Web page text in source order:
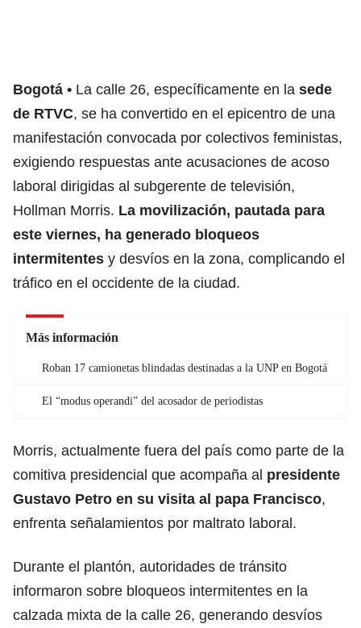
Bogotá La calle 26, específicamente en la sede
de RTVC, se ha convertido en el epicentro de una
manifestación convocada por colectivos feministas,
exigiendo respuestas ante acusaciones de acoso
laboral dirigidas al subgerente de televisión,
Hollman Morris. La movilización, pautada para
este viernes, ha generado bloqueos
intermitentes y desvíos en la zona, complicando el
tráfico en el occidente de la ciudad.
Más información
Roban 17 camionetas blindadas destinadas a la UNP en Bogotá
El “modus operandi” del acosador de periodistas
Morris, actualmente fuera del país como parte de la
comitiva presidencial que acompaña al presidente
Gustavo Petro en su visita al papa Francisco,
enfrenta señalamientos por maltrato laboral.
Durante el plantón, autoridades de tránsito
informaron sobre bloqueos intermitentes en la
calzada mixta de la calle 26, generando desvíos